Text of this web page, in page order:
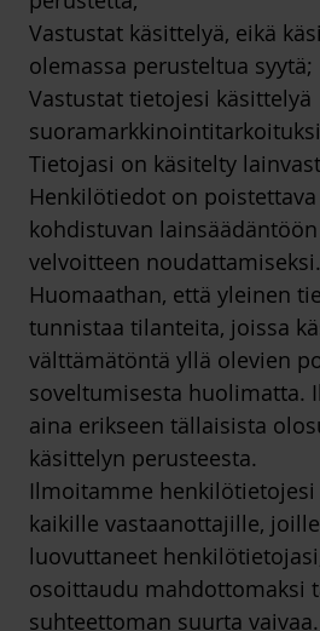
Vastustat käsittelyä, eikä
olemassa perusteltua syytä;
Vastustat tietojesi käsittelyä
Tietojasi on käsitelty
Henkilötiedot on
kohdistuvan
velvoitteen noudattamiseksi.
Huomaathan, että yleinen
tunnistaa tilanteita, joissa
välttämätöntä yllä olevien
soveltumisesta huolimatta.
aina erikseen tällaisista
käsittelyn perusteesta.
Ilmoitamme
kaikille vastaanottajille,
luovuttaneet
osoittaudu mahdottomaksi
suhteettoman suurta